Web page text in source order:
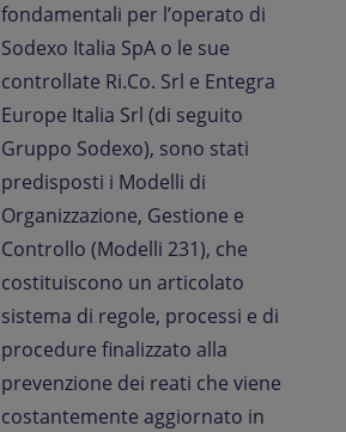
fondamentali per l’operato di
Sodexo Italia SpA o le sue
controllate Ri.Co. Srl e Entegra
Europe Italia Srl (di seguito
Gruppo Sodexo), sono stati
predisposti i Modelli di
Organizzazione, Gestione e
Controllo (Modelli 231), che
costituiscono un articolato
sistema di regole, processi e di
procedure finalizzato alla
prevenzione dei reati che viene
costantemente aggiornato in